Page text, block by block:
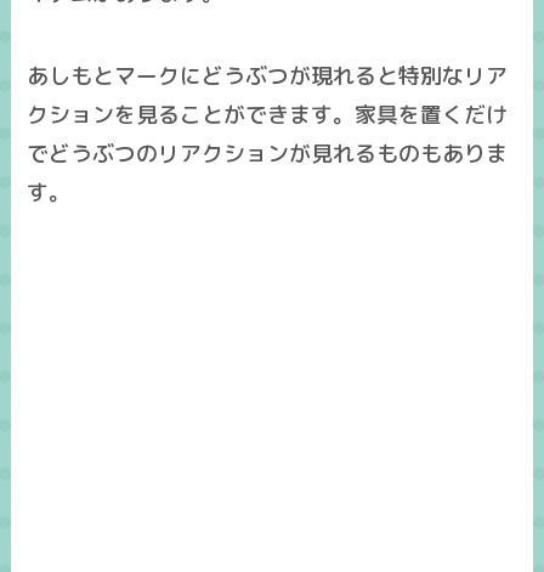
あしもとマークにどうぶつが現れると特別なリア
クションを見ることができます。家具を置くだけ
でどうぶつのリアクションが見れるものもありま
す。